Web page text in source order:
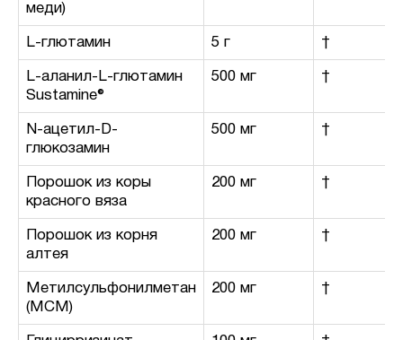
меди)
L-глютамин 5 г †
L-аланил-L-глютамин
Sustamine®
500 мг †
N-ацетил-D-
глюкозамин
500 мг †
Порошок из коры
красного вяза
200 мг †
Порошок из корня
алтея
200 мг †
Метилсульфонилметан
(МСМ)
200 мг †